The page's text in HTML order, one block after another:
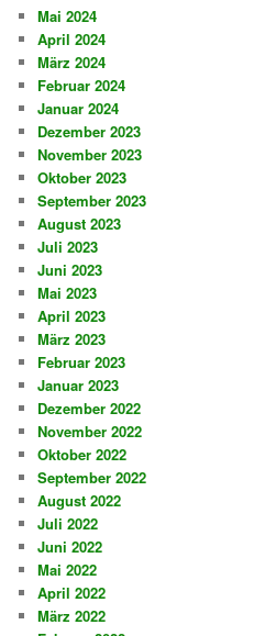
Mai 2024
April 2024
März 2024
Februar 2024
Januar 2024
Dezember 2023
November 2023
Oktober 2023
September 2023
August 2023
Juli 2023
Juni 2023
Mai 2023
April 2023
März 2023
Februar 2023
Januar 2023
Dezember 2022
November 2022
Oktober 2022
September 2022
August 2022
Juli 2022
Juni 2022
Mai 2022
April 2022
März 2022